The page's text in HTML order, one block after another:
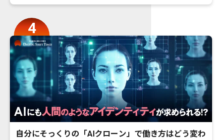
自分にそっくりの「AIクローン」で働き方はどう変わ